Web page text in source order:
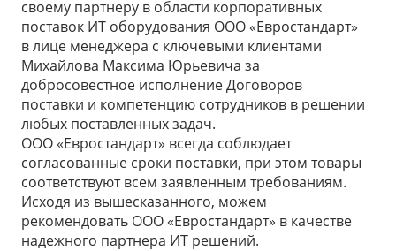
своему партнеру в области корпоративных
поставок ИТ оборудования ООО «Евростандарт»
в лице менеджера с ключевыми клиентами
Михайлова Максима Юрьевича за
добросовестное исполнение Договоров
поставки и компетенцию сотрудников в решении
любых поставленных задач.
ООО «Евростандарт» всегда соблюдает
согласованные сроки поставки, при этом товары
соответствуют всем заявленным требованиям.
Исходя из вышесказанного, можем
рекомендовать ООО «Евростандарт» в качестве
надежного партнера ИТ решений.